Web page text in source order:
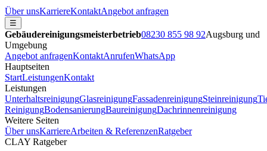
Über unsKarriereKontaktAngebot anfragen
☰
Gebäudereinigungsmeisterbetrieb08230 855 98 92Augsburg und
Umgebung
Angebot anfragenKontaktAnrufenWhatsApp
Hauptseiten
StartLeistungenKontakt
Leistungen
UnterhaltsreinigungGlasreinigungFassadenreinigungSteinreinigung
ReinigungBodensanierungBaureinigungDachrinnenreinigung
Weitere Seiten
Über unsKarriereArbeiten & ReferenzenRatgeber
CLAY Ratgeber